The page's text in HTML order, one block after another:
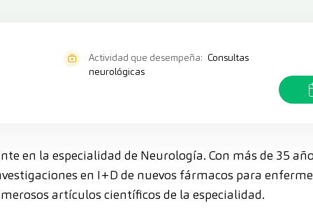
Actividad que desempeña: Consultas
neurológicas
en la especialidad de Neurología. Con más de 35
en I+D de nuevos fármacos para
artículos científicos de la especialidad.